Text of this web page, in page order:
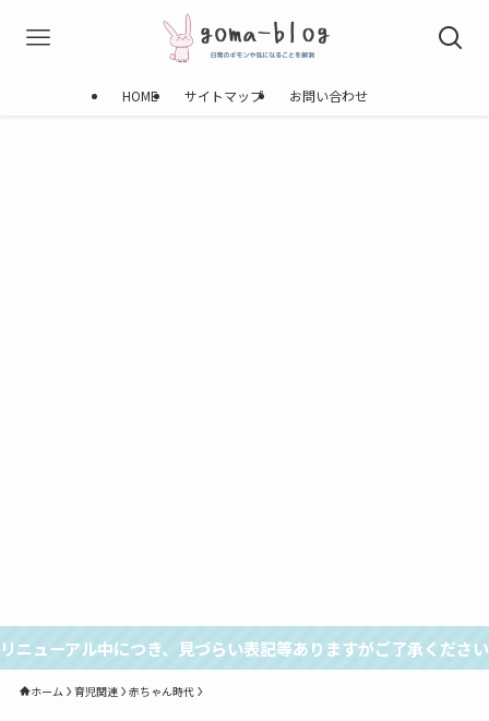
HOME サイトマップ お問い合わせ
リニューアル中につき、見づらい表記等ありますがご了承ください
ホーム 育児関連 赤ちゃん時代